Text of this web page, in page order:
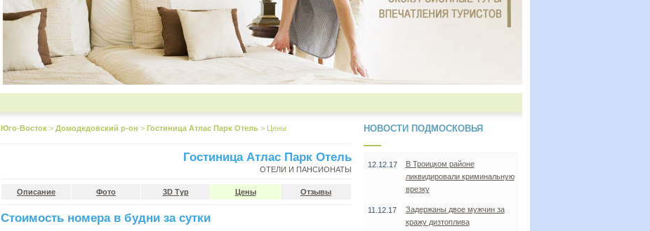
Юго-Восток > Домодедовский р-он > Гостиница Атлас Парк Отель > Цены
Гостиница Атлас Парк Отель
ОТЕЛИ И ПАНСИОНАТЫ
Описание Фото 3D Тур Цены Отзывы
Стоимость номера в будни за сутки
НОВОСТИ ПОДМОСКОВЬЯ
12.12.17
В Троицком районе
ликвидировали криминальную
врезку
11.12.17
Задержаны двое мужчин за
кражу дизтоплива